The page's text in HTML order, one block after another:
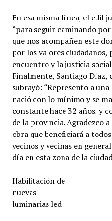
En esa misma línea, el edil
“para seguir caminando
que nos acompañen este
por los valores
encuentro y la justicia
Finalmente, Santiago Díaz,
subrayó: “Represento a
nació con lo mínimo y se
constante hace 32 años, y
de la provincia. Agradezco
obra que beneficiará a
vecinos y vecinas en
día en esta zona de la
Habilitación de
nuevas
luminarias led